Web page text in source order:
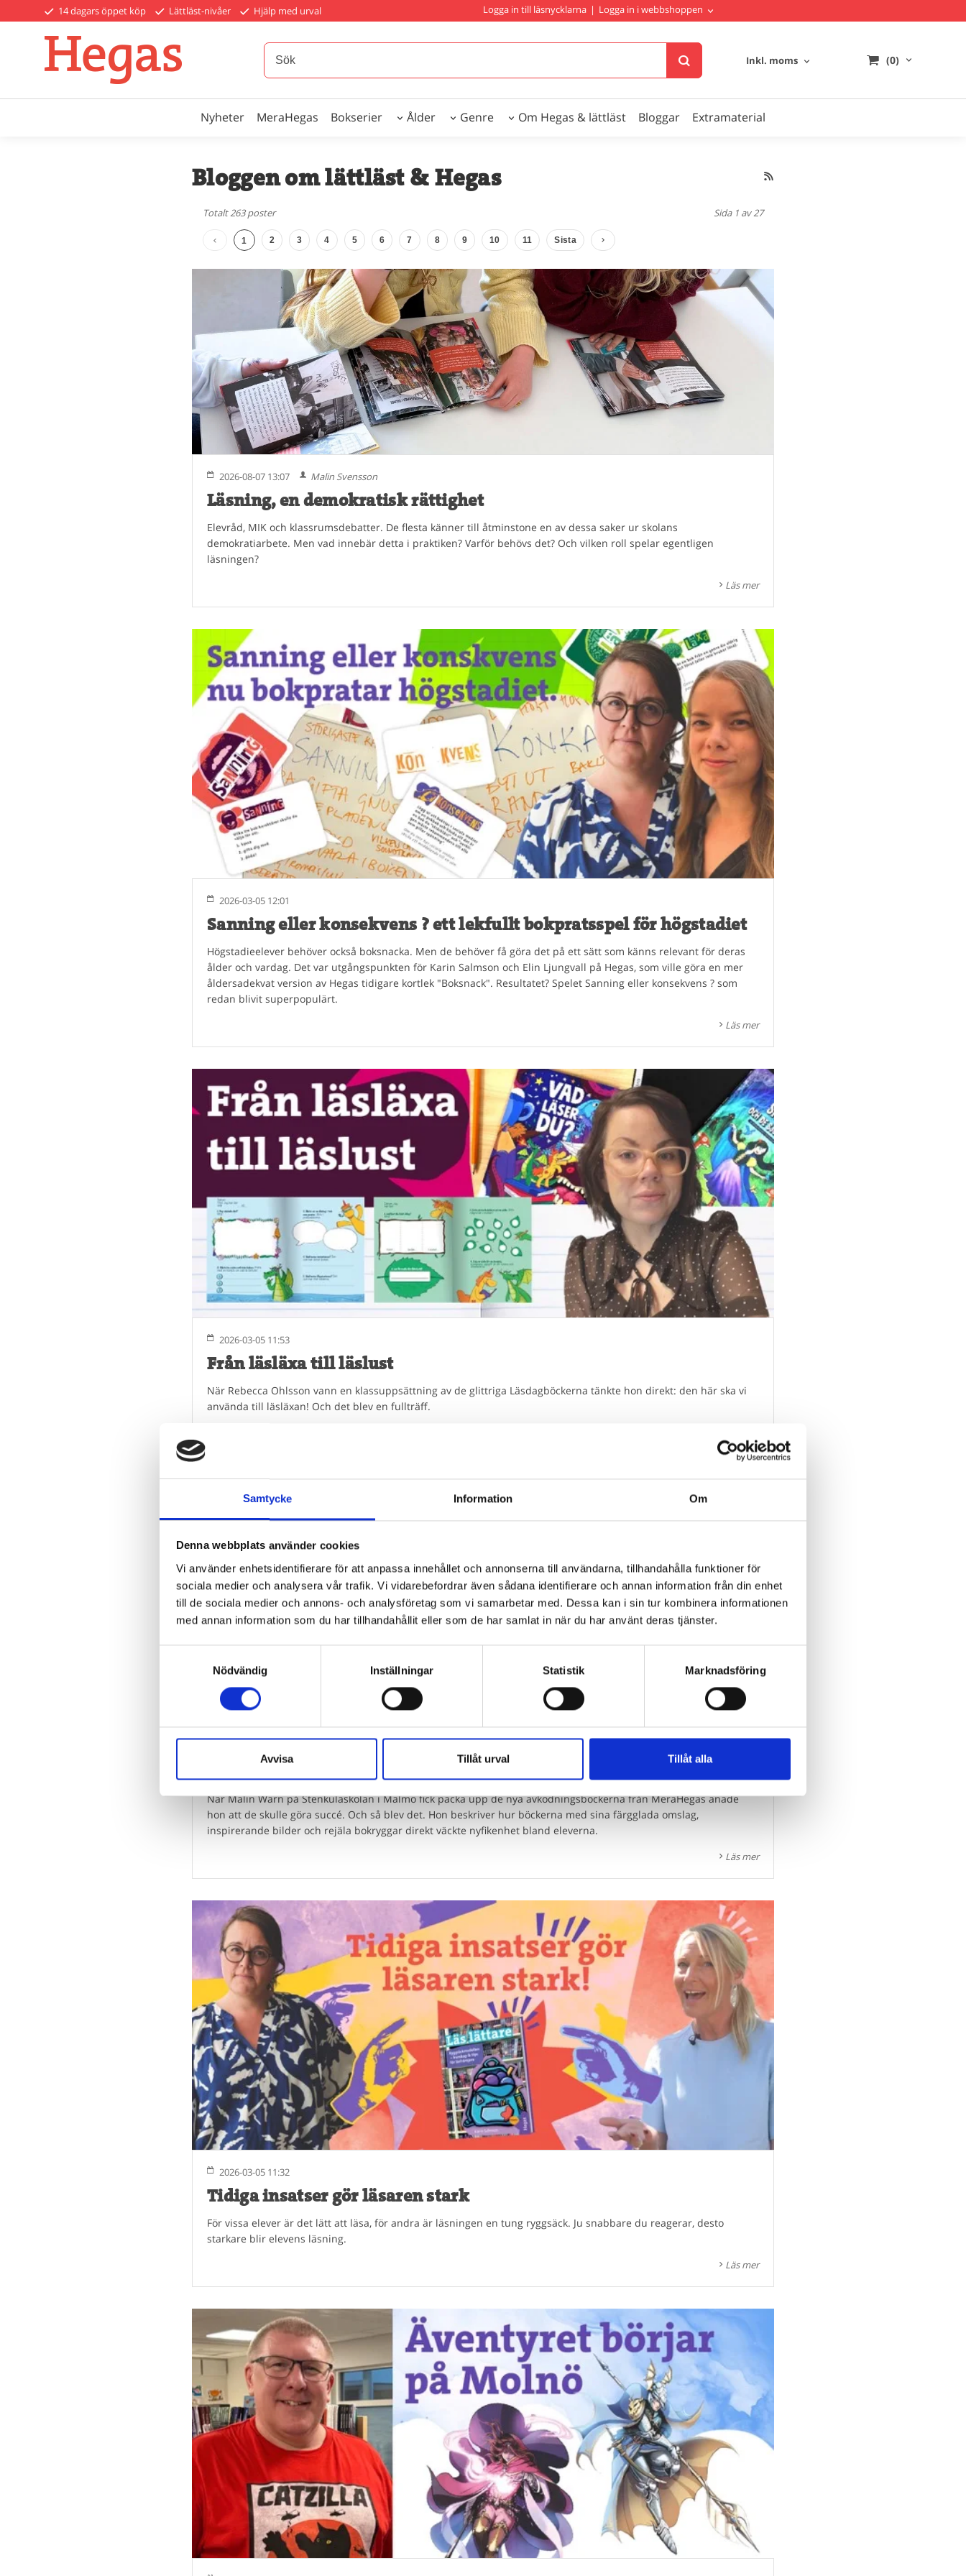
Samtycke Information Om
Denna webbplats använder cookies
Vi använder enhetsidentifierare för att anpassa innehållet och annonserna till användarna, tillhandahålla funktioner för
sociala medier och analysera vår trafik. Vi vidarebefordrar även sådana identifierare och annan information från din enhet
till de sociala medier och annons- och analysföretag som vi samarbetar med. Dessa kan i sin tur kombinera informationen
med annan information som du har tillhandahållit eller som de har samlat in när du har använt deras tjänster.
Nödvändig
Inställningar Statistik Marknadsföring
Avvisa Tillåt urval Tillåt alla
14 dagars öppet köp Lättläst-nivåer Hjälp med urval Logga in till läsnycklarna | Logga in i webbshoppen
Inkl. moms (0)
Nyheter MeraHegas Bokserier Ålder Genre Om Hegas & lättläst Bloggar Extramaterial
Bloggen om lättläst & Hegas
Totalt 263 poster Sida 1 av 27
1 2 3 4 5 6 7 8 9 10 11 Sista
2026-08-07 13:07 Malin Svensson
Läsning, en demokratisk rättighet
Elevråd, MIK och klassrumsdebatter. De flesta känner till åtminstone en av dessa saker ur skolans
demokratiarbete. Men vad innebär detta i praktiken? Varför behövs det? Och vilken roll spelar egentligen
läsningen?
Läs mer
2026-03-05 12:01
Sanning eller konsekvens ? ett lekfullt bokpratsspel för högstadiet
Högstadieelever behöver också boksnacka. Men de behöver få göra det på ett sätt som känns relevant för deras
ålder och vardag. Det var utgångspunkten för Karin Salmson och Elin Ljungvall på Hegas, som ville göra en mer
åldersadekvat version av Hegas tidigare kortlek "Boksnack". Resultatet? Spelet Sanning eller konsekvens ? som
redan blivit superpopulärt.
Läs mer
2026-03-05 11:53
Från läsläxa till läslust
När Rebecca Ohlsson vann en klassuppsättning av de glittriga Läsdagböckerna tänkte hon direkt: den här ska vi
använda till läsläxan! Och det blev en fullträff.
Lusten väcks med en mes som fes
När Malin Wärn på Stenkulaskolan i Malmö fick packa upp de nya avkodningsböckerna från MeraHegas anade
hon att de skulle göra succé. Och så blev det. Hon beskriver hur böckerna med sina färgglada omslag,
inspirerande bilder och rejäla bokryggar direkt väckte nyfikenhet bland eleverna.
Läs mer
2026-03-05 11:32
Tidiga insatser gör läsaren stark
För vissa elever är det lätt att läsa, för andra är läsningen en tung ryggsäck. Ju snabbare du reagerar, desto
starkare blir elevens läsning.
Läs mer